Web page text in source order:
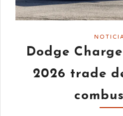
Dodge
2026 trade